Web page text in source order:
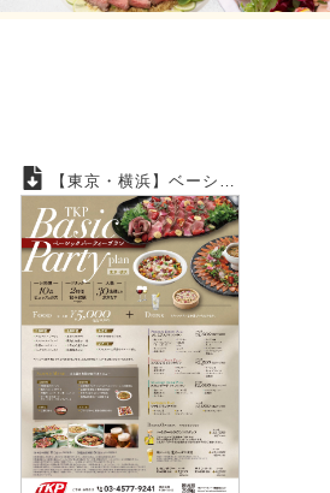
【東京・横浜】ベーシックパーティープラン